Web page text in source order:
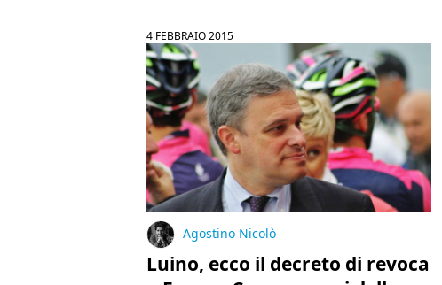
4 FEBBRAIO 2015
Agostino Nicolò
Luino, ecco il decreto di revoca